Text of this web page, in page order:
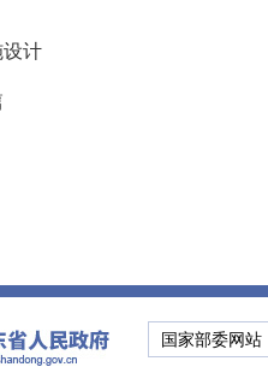
计
国家部委网站